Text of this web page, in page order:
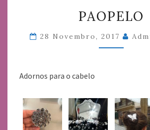
PAOPELO
28 Novembro, 2017
Adornos para o cabelo